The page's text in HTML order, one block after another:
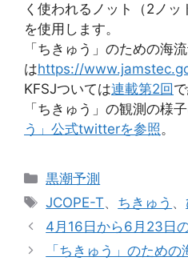
く使われるノット（2ノッ
を使用します。
「ちきゅう」のための海
はhttps://
KFSJついては連載第2回
「ちきゅう」の観測の様
う」公式twitterを参照。
カ
テ
リ
ー
黒潮予測
タ
グ
JCOPE-T、 ちきゅう 、
4月16日から6月23日
「ちきゅう」のため